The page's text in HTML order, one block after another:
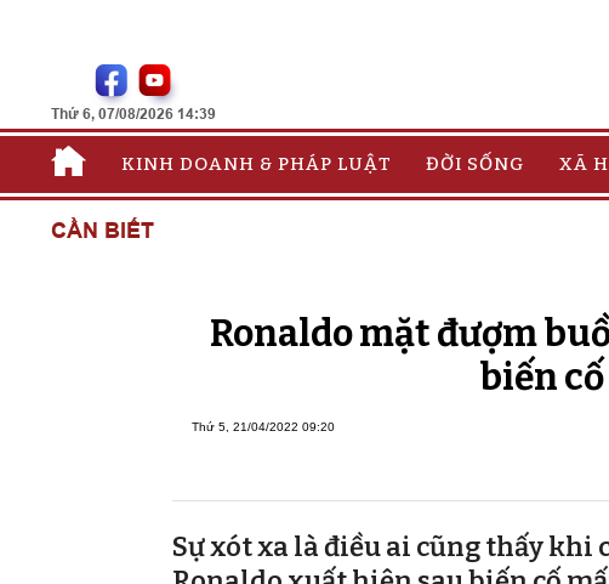
Thứ 6, 07/08/2026 14:39
KINH DOANH & PHÁP LUẬT ĐỜI SỐNG XÃ
CẦN BIẾT
Ronaldo mặt đượm
biến
Thứ 5, 21/04/2022 09:20
Sự xót xa là điều ai cũng thấy